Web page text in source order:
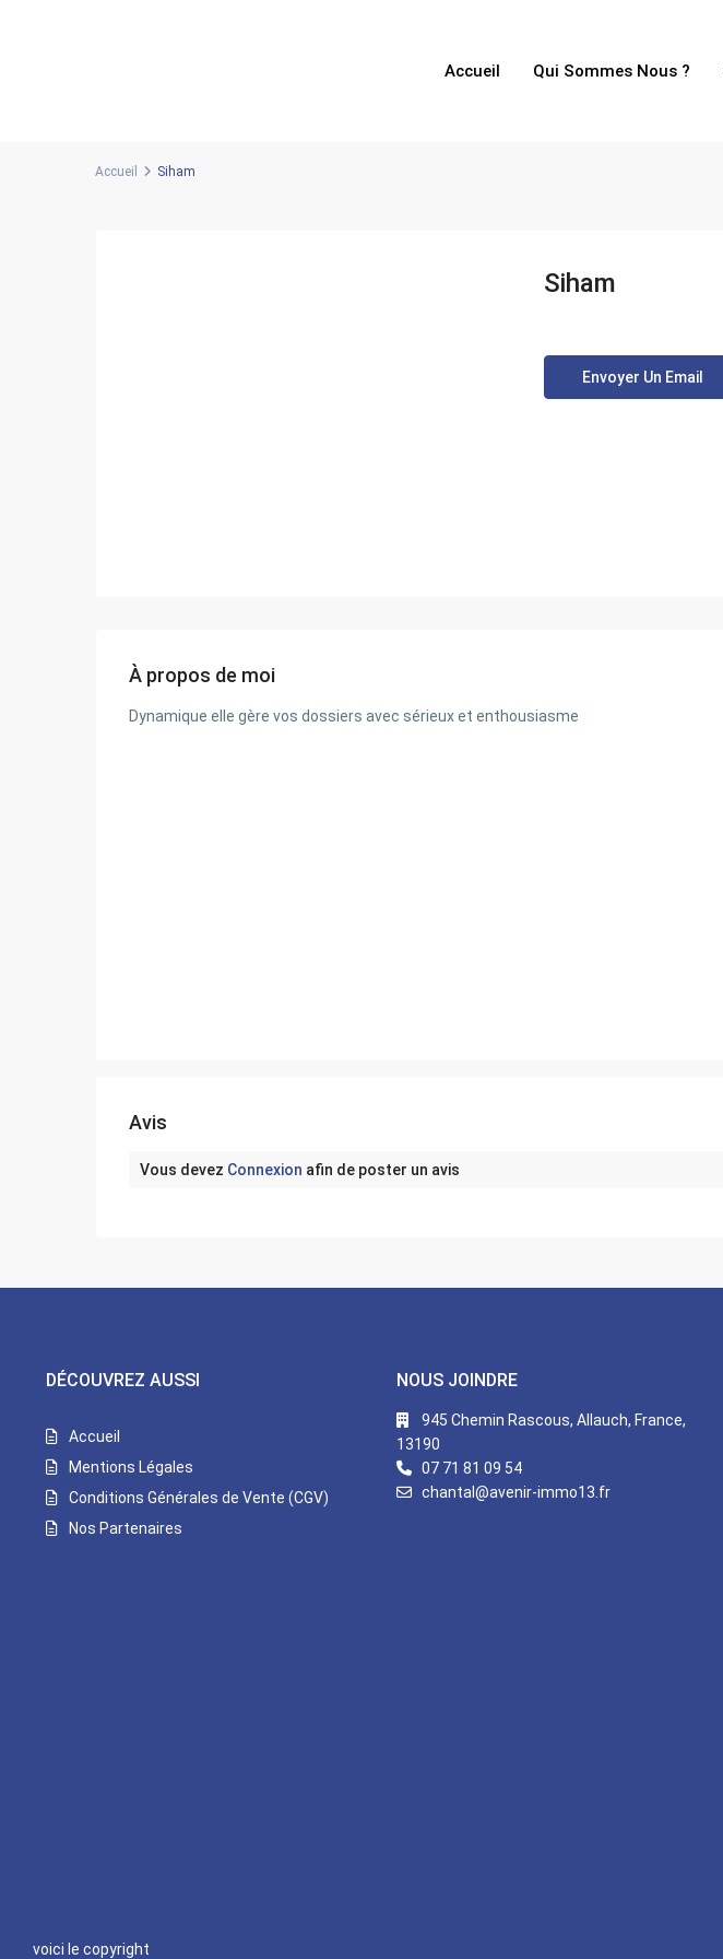
Accueil Qui Sommes Nous ?
Accueil Siham
Siham
Envoyer Un Email
À propos de moi
Dynamique elle gère vos dossiers avec sérieux et enthousiasme
Avis
Vous devez Connexion afin de poster un avis
DÉCOUVREZ AUSSI
Accueil
Mentions Légales
Conditions Générales de Vente (CGV)
Nos Partenaires
NOUS JOINDRE
945 Chemin Rascous, Allauch, France,
13190
07 71 81 09 54
chantal@avenir-immo13.fr
voici le copyright